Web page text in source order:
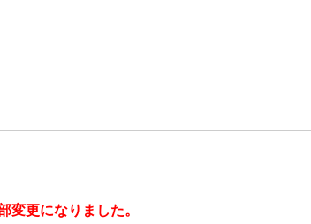
変更になりました。